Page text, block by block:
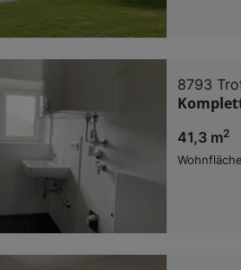
8793
41,3 m2
Wohnfläche